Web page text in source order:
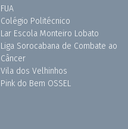
FUA
Colégio Politécnico
Lar Escola Monteiro Lobato
Liga Sorocabana de Combate ao
Câncer
Vila dos Velhinhos
Pink do Bem OSSEL